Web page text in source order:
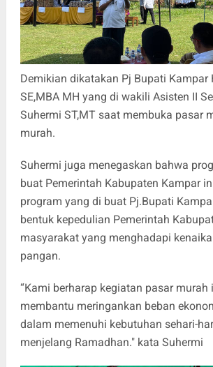
Demikian dikatakan Pj Bupati Kampar
SE,MBA MH yang di wakili Asisten II
Suhermi ST,MT saat membuka pasar
murah.
Suhermi juga menegaskan bahwa
buat Pemerintah Kabupaten Kampar
program yang di buat Pj.Bupati
bentuk kepedulian Pemerintah
masyarakat yang menghadapi
pangan.
“Kami berharap kegiatan pasar murah
membantu meringankan beban
dalam memenuhi kebutuhan sehari-
menjelang Ramadhan." kata Suhermi